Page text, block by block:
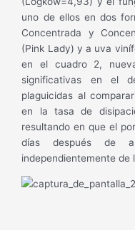
uno de ellos en dos
Concentrada y
(Pink Lady) y a uva
en el cuadro 2,
significativas en el
plaguicidas al
en la tasa de
resultando en que el
días después de
independientemente de